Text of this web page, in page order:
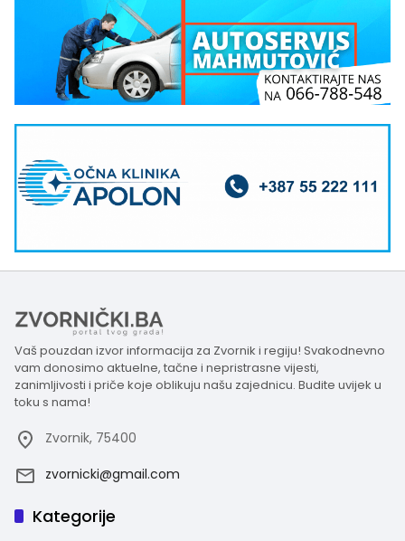
Vaš pouzdan izvor informacija za Zvornik i regiju! Svakodnevno
vam donosimo aktuelne, tačne i nepristrasne vijesti,
zanimljivosti i priče koje oblikuju našu zajednicu. Budite uvijek u
toku s nama!
Zvornik, 75400
zvornicki@gmail.com
Kategorije